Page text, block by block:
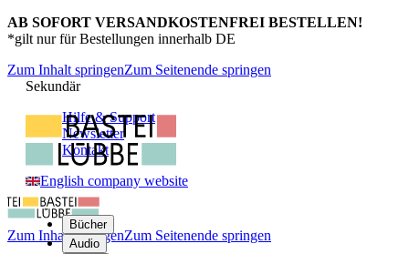
AB SOFORT VERSANDKOSTENFREI BESTELLEN!
*gilt nur für Bestellungen innerhalb DE
Zum Inhalt springenZum Seitenende springen
Sekundär
Hilfe & Support
Newsletter
Kontakt
English company website
Bücher
Audio
Zum Inhalt springenZum Seitenende springen